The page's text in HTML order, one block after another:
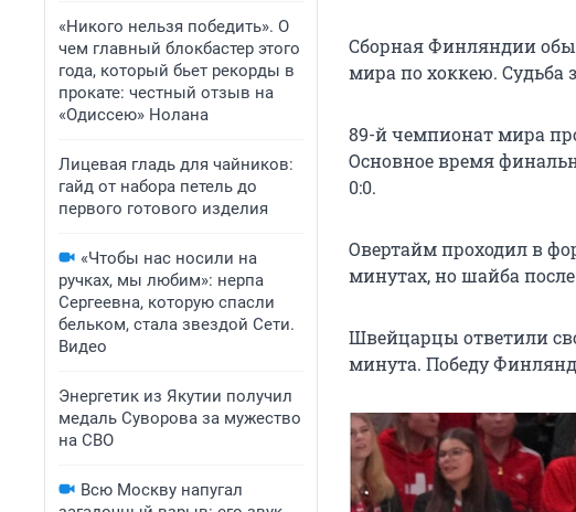
«Никого нельзя победить». О
чем главный блокбастер этого
года, который бьет рекорды в
прокате: честный отзыв на
«Одиссею» Нолана
Лицевая гладь для чайников:
гайд от набора петель до
первого готового изделия
«Чтобы нас носили на
ручках, мы любим»: нерпа
Сергеевна, которую спасли
бельком, стала звездой Сети.
Видео
Энергетик из Якутии получил
медаль Суворова за мужество
на СВО
Всю Москву напугал
Сборная Финляндии
мира по хоккею. Судьба
89-й чемпионат мира
Основное время
0:0.
Овертайм проходил в
минутах, но шайба
Швейцарцы ответили
минута. Победу